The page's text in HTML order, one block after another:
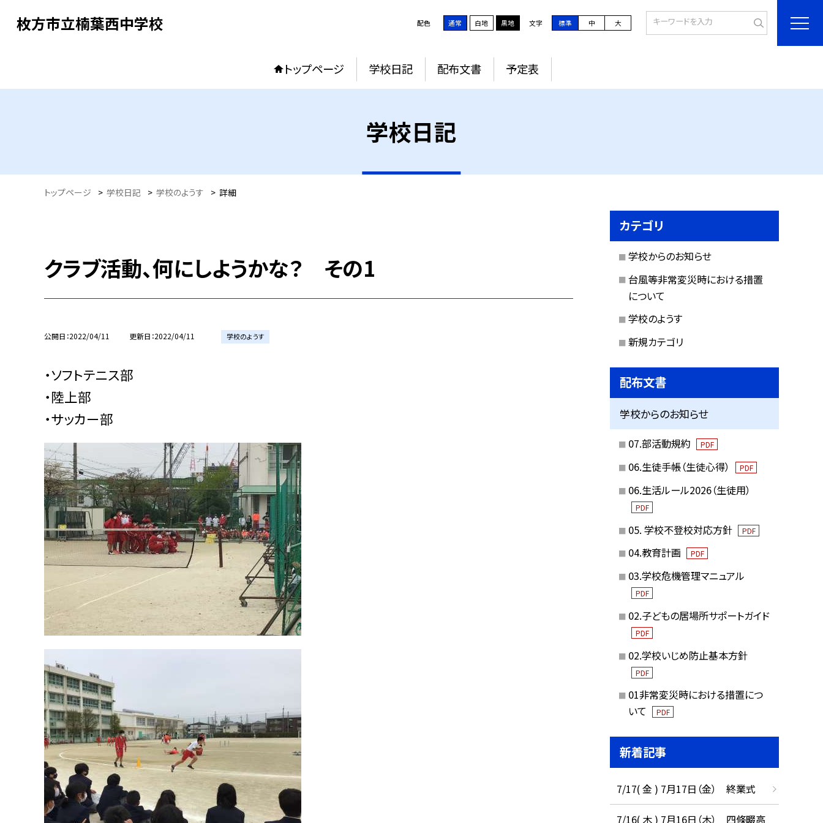
枚方市立楠葉西中学校 配色 通常 白地 黒地 文字 標準 中 大
トップページ 学校日記 配布文書 予定表
学校日記
トップページ > 学校日記 > 学校のようす > 詳細
クラブ活動、何にしようかな？ その1
公開日 2022/04/11 更新日 2022/04/11 学校のようす
・ソフトテニス部
・陸上部
・サッカー部
カテゴリ
学校からのお知らせ
台風等非常変災時における措置
について
学校のようす
新規カテゴリ
配布文書
学校からのお知らせ
07.部活動規約 PDF
06.生徒手帳（生徒心得） PDF
06.生活ルール2026（生徒用）
PDF
05. 学校不登校対応方針 PDF
04.教育計画 PDF
03.学校危機管理マニュアル
PDF
02.子どもの居場所サポートガイド
PDF
02.学校いじめ防止基本方針
PDF
01非常変災時における措置につ
いて
PDF
新着記事
7/17( 金 ) 7月17日（金） 終業式
7/16( 木 ) 7月16日（木） 四條畷高